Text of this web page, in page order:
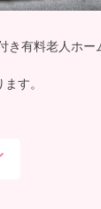
有料老人ホー
す。